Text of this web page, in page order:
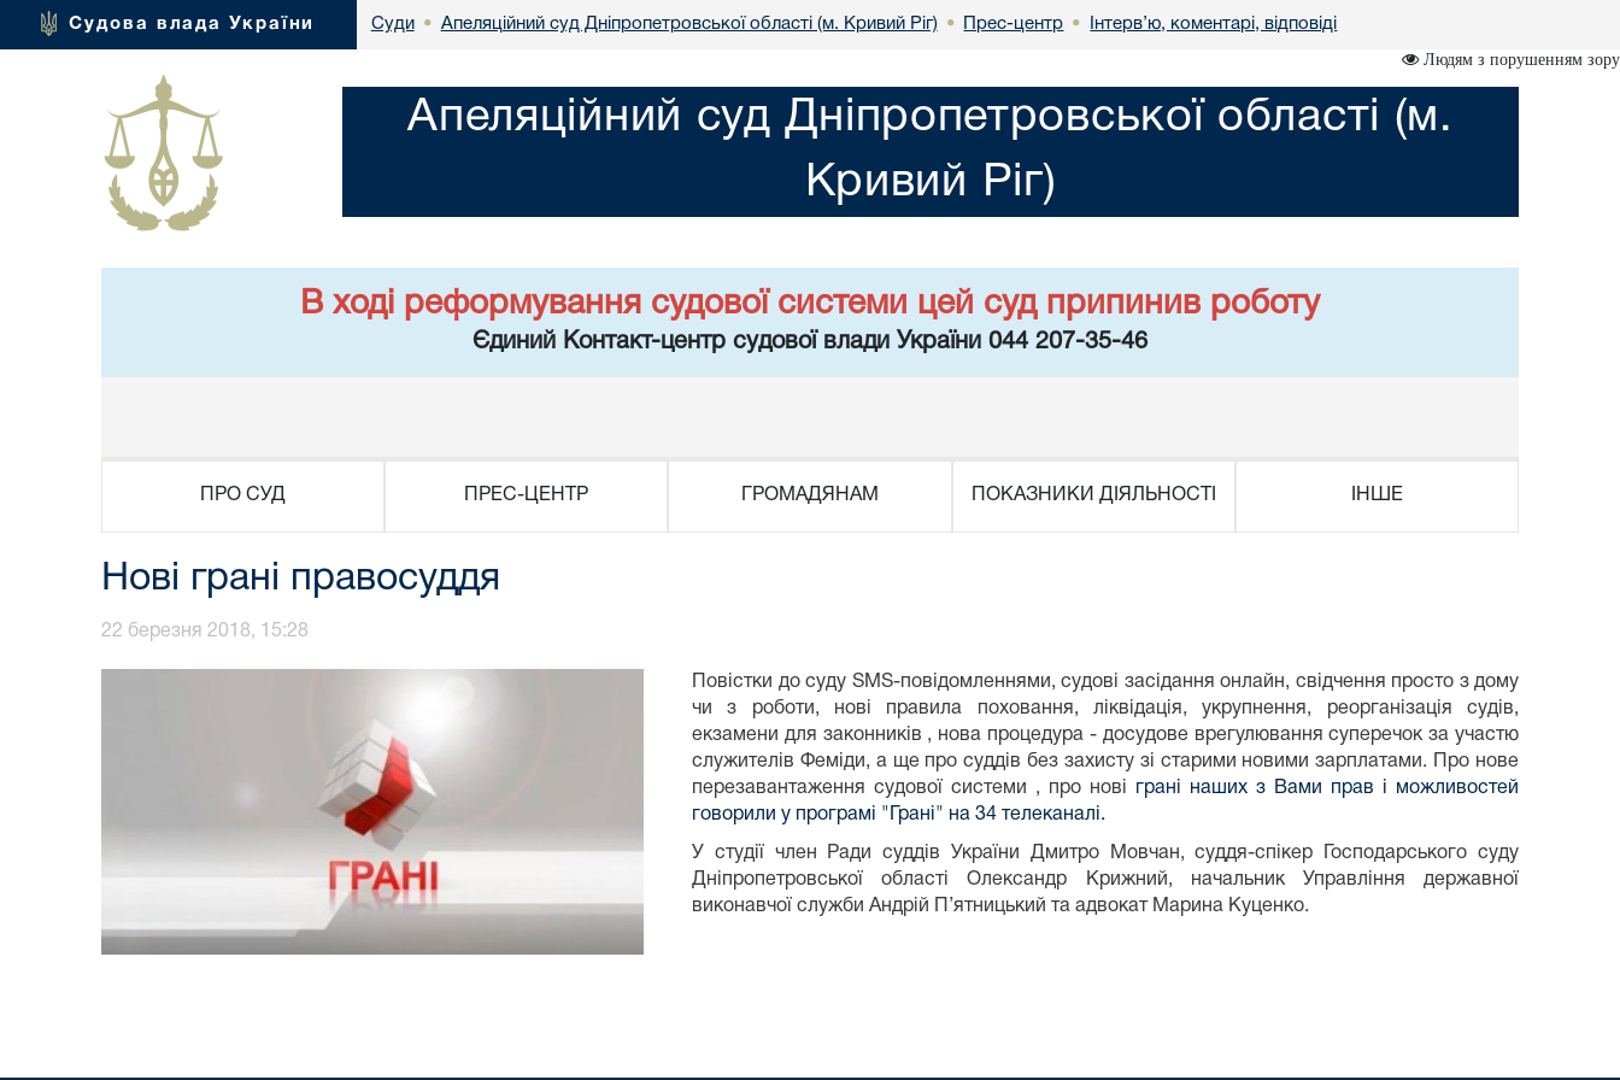
Судова влада України Суди • Апеляційний суд Дніпропетровської області (м. Кривий Ріг) • Прес-центр • Інтерв’ю, коментарі, відповіді
Людям з порушенням зору
Апеляційний суд Дніпропетровської області (м.
Кривий Ріг)
В ході реформування судової системи цей суд припинив роботу
Єдиний Контакт-центр судової влади України 044 207-35-46
ПРО СУД ПРЕС-ЦЕНТР ГРОМАДЯНАМ ПОКАЗНИКИ ДІЯЛЬНОСТІ ІНШЕ
Нові грані правосуддя
22 березня 2018, 15:28
Повістки до суду SMS-повідомленнями, судові засідання онлайн, свідчення просто з дому
чи з роботи, нові правила поховання, ліквідація, укрупнення, реорганізація судів,
екзамени для законників , нова процедура - досудове врегулювання суперечок за участю
служителів Феміди, а ще про суддів без захисту зі старими новими зарплатами. Про нове
перезавантаження судової системи , про нові грані наших з Вами прав і можливостей
говорили у програмі "Грані" на 34 телеканалі.
У студії член Ради суддів України Дмитро Мовчан, суддя-спікер Господарського суду
Дніпропетровської області Олександр Крижний, начальник Управління державної
виконавчої служби Андрій П’ятницький та адвокат Марина Куценко.